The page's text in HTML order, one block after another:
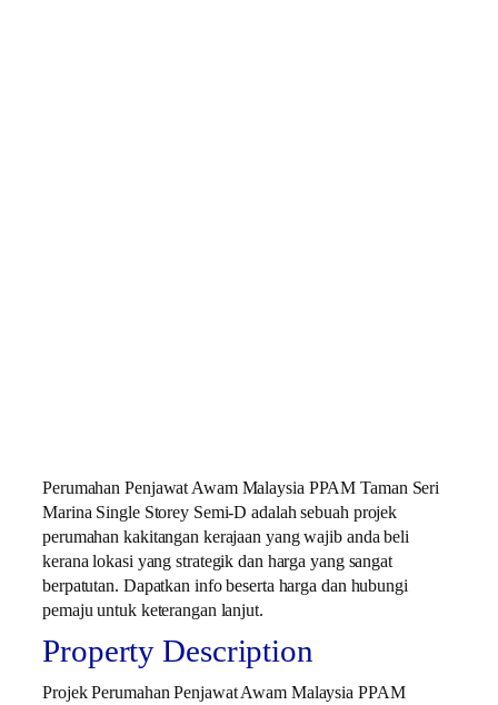
Perumahan Penjawat Awam Malaysia PPAM Taman Seri
Marina Single Storey Semi-D adalah sebuah projek
perumahan kakitangan kerajaan yang wajib anda beli
kerana lokasi yang strategik dan harga yang sangat
berpatutan. Dapatkan info beserta harga dan hubungi
pemaju untuk keterangan lanjut.
Property Description
Projek Perumahan Penjawat Awam Malaysia PPAM